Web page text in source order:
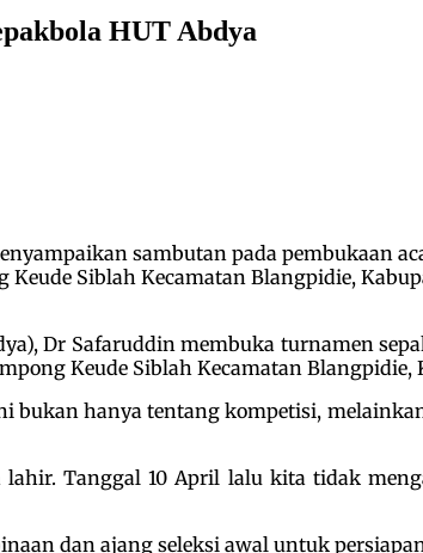
HUT Abdya
sambutan pada pembukaan
Siblah Kecamatan Blangpidie,
Dr Safaruddin membuka turnamen
Keude Siblah Kecamatan Blangpidie,
hanya tentang kompetisi,
lahir. Tanggal 10 April lalu kita tidak
dan ajang seleksi awal untuk